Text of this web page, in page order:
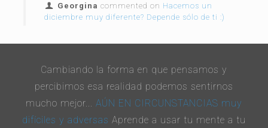
Georgina commented on Hacemos un
diciembre muy diferente? Depende sólo de ti :)
Cambiando la forma en que pensamos y
percibimos esa realidad podemos sentirnos
mucho mejor...
AÚN EN CIRCUNSTANCIAS muy
difíciles y adversas Aprende a usar tu mente a tu